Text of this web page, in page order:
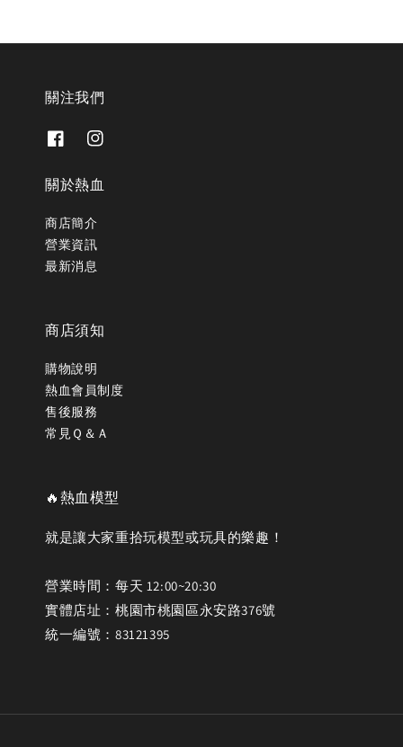
關注我們
關於熱血
商店簡介
營業資訊
最新消息
商店須知
購物說明
熱血會員制度
售後服務
常見Ｑ＆Ａ
🔥熱血模型
就是讓大家重拾玩模型或玩具的樂趣！
營業時間：每天 12:00~20:30
實體店址：桃園市桃園區永安路376號
統一編號：83121395